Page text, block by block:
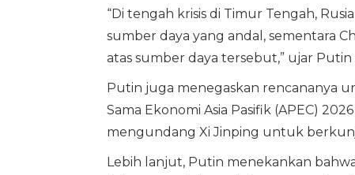
“Di tengah krisis di Timur Tengah,
sumber daya yang andal, sementara
atas sumber daya tersebut,” ujar
Putin juga menegaskan rencananya
Sama Ekonomi Asia Pasifik (APEC)
mengundang Xi Jinping untuk
Lebih lanjut, Putin menekankan